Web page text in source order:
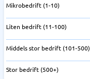
Mikrobedrift (1-10)
Liten bedrift (11-100)
Middels stor bedrift (101-500)
Stor bedrift (500+)